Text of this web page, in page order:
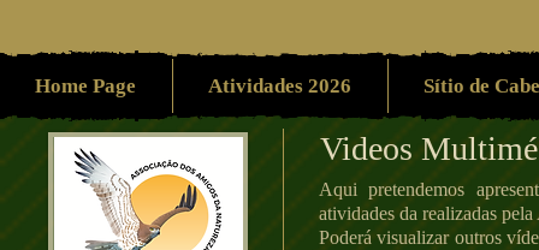
Home Page Atividades 2026 Sítio de
Videos
Aqui pretendemos
atividades da realizadas
Poderá visualizar outros